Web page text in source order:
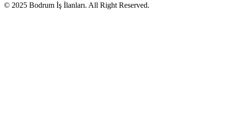
© 2025 Bodrum İş İlanları. All Right Reserved.